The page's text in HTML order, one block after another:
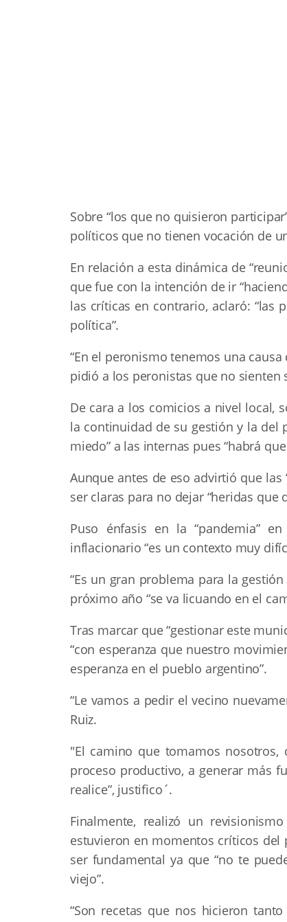
Sobre “los que no quisieron
políticos que no tienen vocación de
En relación a esta dinámica de
que fue con la intención de ir
las críticas en contrario, aclaró: “las
política”.
“En el peronismo tenemos una
pidió a los peronistas que no sienten
De cara a los comicios a nivel local,
la continuidad de su gestión y la del
miedo” a las internas pues “habrá
Aunque antes de eso advirtió que
ser claras para no dejar “heridas que
Puso énfasis en la “pandemia”
inflacionario “es un contexto muy
“Es un gran problema para la
próximo año “se va licuando en el
Tras marcar que “gestionar este
“con esperanza que nuestro
esperanza en el pueblo argentino”.
“Le vamos a pedir el vecino
Ruiz.
"El camino que tomamos
proceso productivo, a generar más
realice”, justifico´.
Finalmente, realizó un
estuvieron en momentos críticos del
ser fundamental ya que “no te
viejo”.
“Son recetas que nos hicieron